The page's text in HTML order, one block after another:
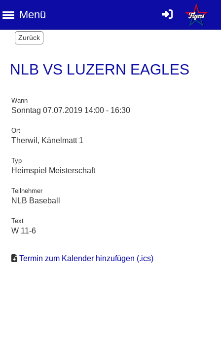
Menü
Zurück
NLB VS LUZERN EAGLES
Wann
Sonntag 07.07.2019 14:00 - 16:30
Ort
Therwil, Känelmatt 1
Typ
Heimspiel Meisterschaft
Teilnehmer
NLB Baseball
Text
W 11-6
Termin zum Kalender hinzufügen (.ics)